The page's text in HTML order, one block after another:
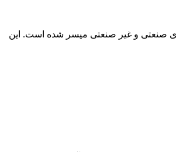
در پروژه های صنعتی و غیر صنعتی میسر شده است. این